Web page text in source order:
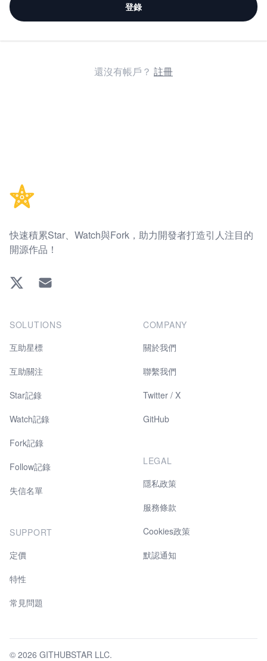
登錄
還沒有帳戶？ 註冊
快速積累Star、Watch與Fork，助力開發者打造引人注目的
開源作品！
Twitter EMAIL
SOLUTIONS
互助星標
互助關注
Star記錄
Watch記錄
Fork記錄
Follow記錄
失信名單
SUPPORT
定價
特性
常見問題
COMPANY
關於我們
聯繫我們
Twitter / X
GitHub
LEGAL
隱私政策
服務條款
Cookies政策
默認通知
© 2026 GITHUBSTAR LLC.